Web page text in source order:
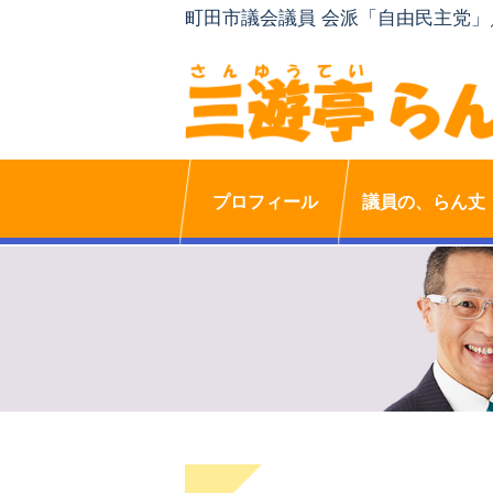
町田市議会議員 会派「自由民主党
プロフィール 議員の、らん丈